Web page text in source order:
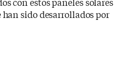
sido desarrollados por